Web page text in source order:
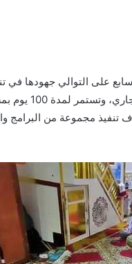
على التوالي جهودها في
“بداية جديدة لبناء
تنفيذ مجموعة من البرامج